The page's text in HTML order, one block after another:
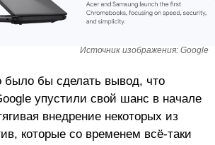
Источник изображения: Google
было бы сделать вывод, что
упустили свой шанс в начале
внедрение некоторых из
которые со временем всё-таки